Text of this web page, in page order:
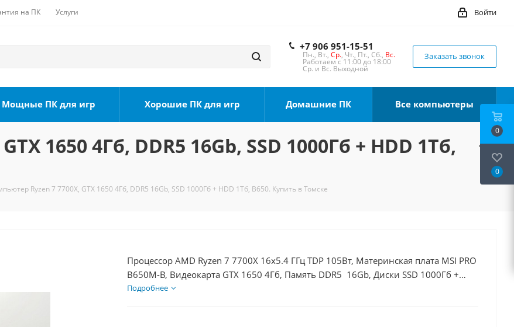
на ПК Услуги Войти
+7 906 951-15-51
Пн., Вт., Ср., Чт., Пт., Сб., Вс.
Работаем с 11:00 до 18:00
Ср. и Вс. Выходной
Заказать звонок
Мощные ПК для игр Хорошие ПК для игр Домашние ПК Все компьютеры
1650 4Гб, DDR5 16Gb, SSD 1000Гб + HDD 1Тб,
Ryzen 7 7700X, GTX 1650 4Гб, DDR5 16Gb, SSD 1000Гб + HDD 1Тб, B650. Купить в Томске
Процессор AMD Ryzen 7 7700X 16x5.4 ГГц TDP 105Вт, Материнская плата MSI PRO
B650M-B, Видеокарта GTX 1650 4Гб, Память DDR5 16Gb, Диски SSD 1000Гб +
HDD 1Тб, БП 500Вт
Подробнее
0
0